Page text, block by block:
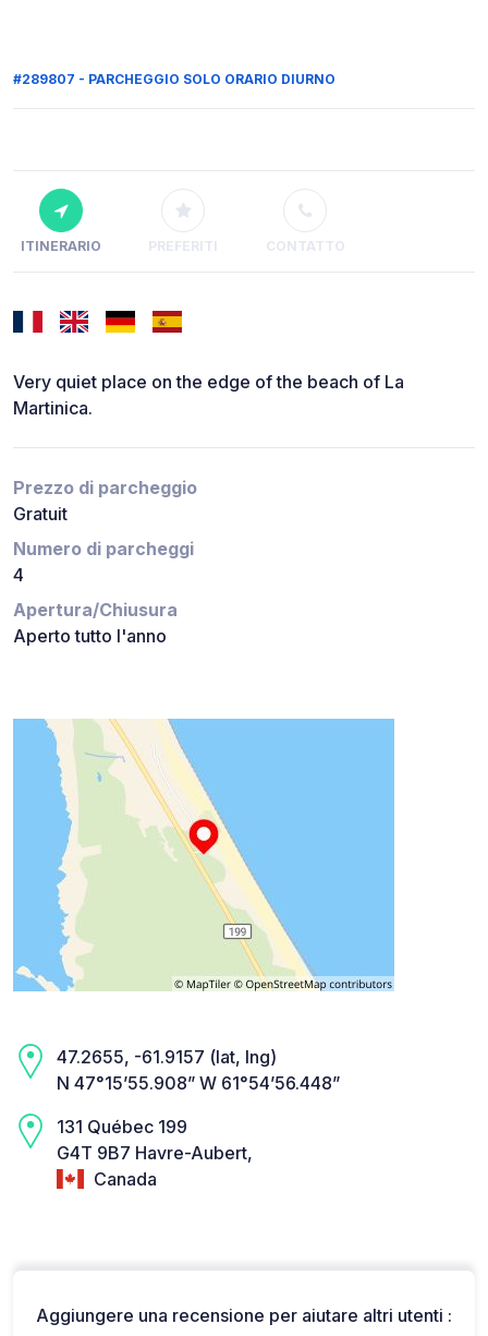
#289807 - PARCHEGGIO SOLO ORARIO DIURNO
ITINERARIO PREFERITI CONTATTO
Very quiet place on the edge of the beach of La
Martinica.
Prezzo di parcheggio
Gratuit
Numero di parcheggi
4
Apertura/Chiusura
Aperto tutto l'anno
47.2655, -61.9157 (lat, lng)
N 47°15’55.908” W 61°54’56.448”
131 Québec 199
G4T 9B7 Havre-Aubert,
Canada
Aggiungere una recensione per aiutare altri utenti :